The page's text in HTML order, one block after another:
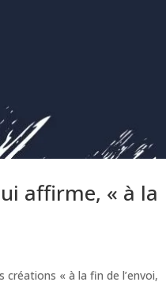
affirme, « à la
créations « à la fin de l’envoi,